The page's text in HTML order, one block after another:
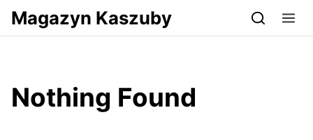
Przejdź do serwisu magazynkaszuby.pl
Magazyn Kaszuby
Nothing Found